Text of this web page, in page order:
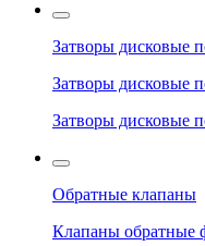
Затворы дисковые
Затворы дисковые
Затворы дисковые
Обратные клапаны
Клапаны обратные